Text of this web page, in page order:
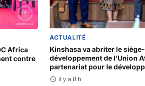
Africa
contre
ACTUALITÉ
Kinshasa va abriter le
développement de l’Union
partenariat pour le
(AUDA-NEPAD)
il y a 8 h